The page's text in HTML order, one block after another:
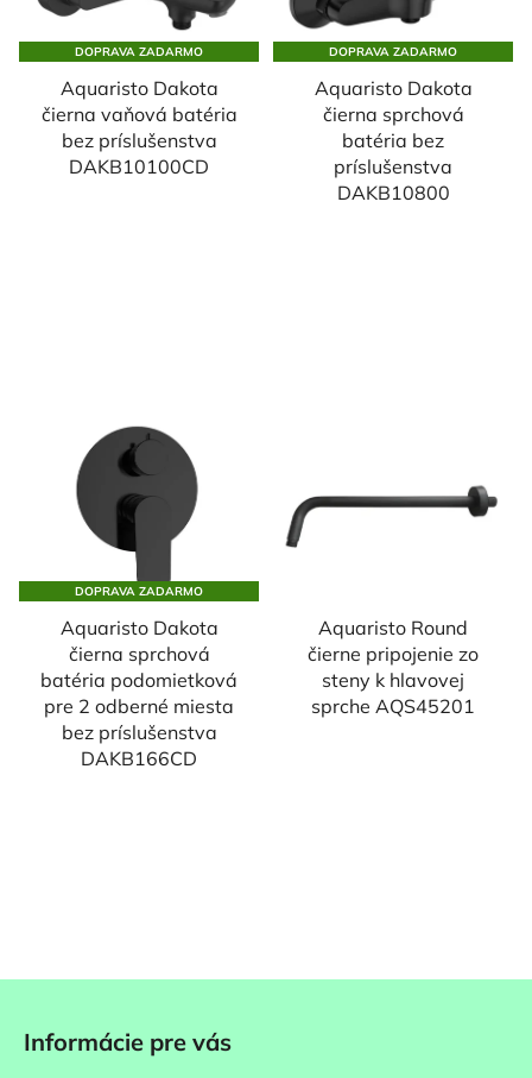
DOPRAVA ZADARMO
Aquaristo Dakota
čierna vaňová batéria
bez príslušenstva
DAKB10100CD
DOPRAVA ZADARMO
Aquaristo Dakota
čierna sprchová
batéria bez
príslušenstva
DAKB10800
DOPRAVA ZADARMO
Aquaristo Dakota
čierna sprchová
batéria podomietková
pre 2 odberné miesta
bez príslušenstva
DAKB166CD
Aquaristo Round
čierne pripojenie zo
steny k hlavovej
sprche AQS45201
Informácie pre vás